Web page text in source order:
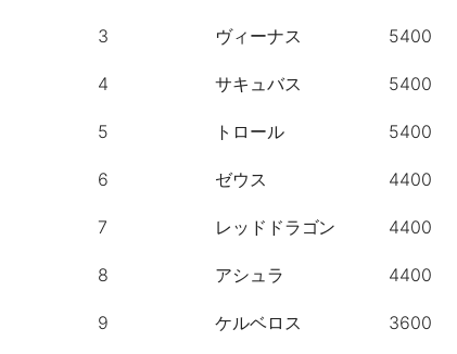
3 ヴィーナス 5400
4 サキュバス 5400
5 トロール 5400
6 ゼウス 4400
7 レッドドラゴン 4400
8 アシュラ 4400
9 ケルベロス 3600